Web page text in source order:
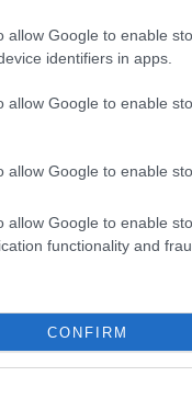
allow Google to enable
identifiers in apps.
allow Google to enable
allow Google to enable
allow Google to enable
functionality and
CONFIRM
a fénytervet
Kinga jegyzi.